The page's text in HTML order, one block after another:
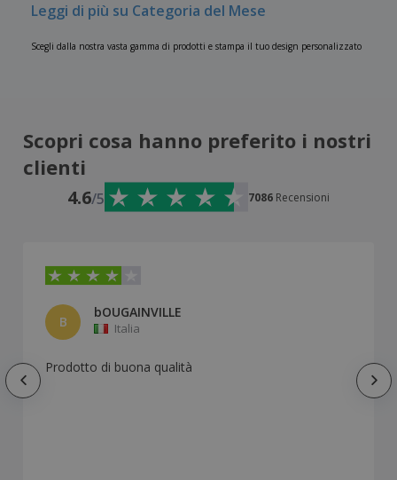
Leggi di più su Categoria del Mese
Scegli dalla nostra vasta gamma di prodotti e stampa il tuo design personalizzato
Scopri cosa hanno preferito i nostri
clienti
4.6/5 7086 Recensioni
B
bOUGAINVILLE
Italia
Prodotto di buona qualità